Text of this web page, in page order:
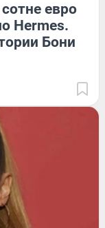
евро
Hermes.
Бони